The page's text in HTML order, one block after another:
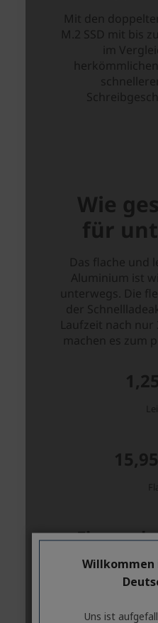
Willkommen
Uns ist